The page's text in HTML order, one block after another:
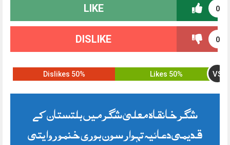
0
LIKE
0
DISLIKE
50% Likes VS
50% Dislikes
شگر خانقاہ معلیٰ شگر میں بلتستان کے
قدیمی دعائیہ تہوار سون بوری خنمو روایتی